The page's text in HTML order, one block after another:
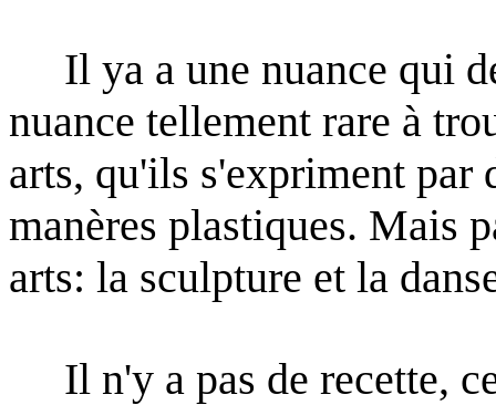
Il ya a une nuance qui
nuance tellement rare à
arts, qu'ils s'expriment par
manères plastiques. Mais
arts: la sculpture et la
Il n'y a pas de recette,